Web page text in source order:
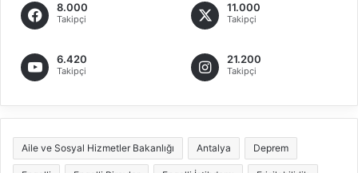
8.000
Takipçi
11.000
Takipçi
6.420
Takipçi
21.200
Takipçi
Aile ve Sosyal Hizmetler Bakanlığı Antalya Deprem